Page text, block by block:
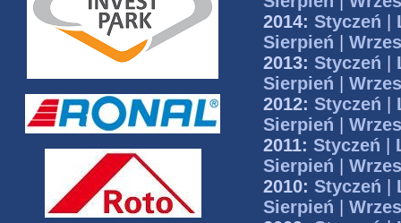
2014: Styczeń
Sierpień
2013: Styczeń
Sierpień
2012: Styczeń
Sierpień
2011: Styczeń
Sierpień
2010: Styczeń
Sierpień